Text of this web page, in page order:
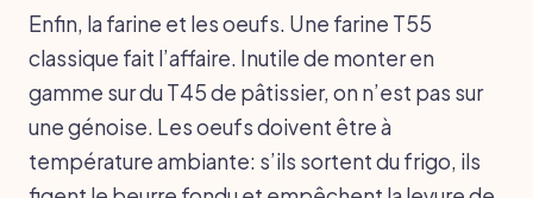
Enfin, la farine et les oeufs. Une farine T55
classique fait l’affaire. Inutile de monter en
gamme sur du T45 de pâtissier, on n’est pas sur
une génoise. Les oeufs doivent être à
température ambiante: s’ils sortent du frigo, ils